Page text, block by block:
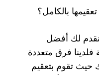
بالكامل؟
نقدم لك أفضل
فرق متعددة
تقوم بتعقيم